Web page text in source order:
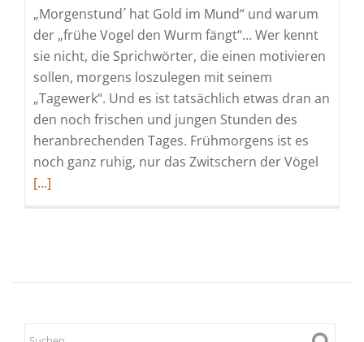
„Morgenstund´ hat Gold im Mund“ und warum
der „frühe Vogel den Wurm fängt“… Wer kennt
sie nicht, die Sprichwörter, die einen motivieren
sollen, morgens loszulegen mit seinem
„Tagewerk“. Und es ist tatsächlich etwas dran an
den noch frischen und jungen Stunden des
heranbrechenden Tages. Frühmorgens ist es
noch ganz ruhig, nur das Zwitschern der Vögel
im
der
[…]